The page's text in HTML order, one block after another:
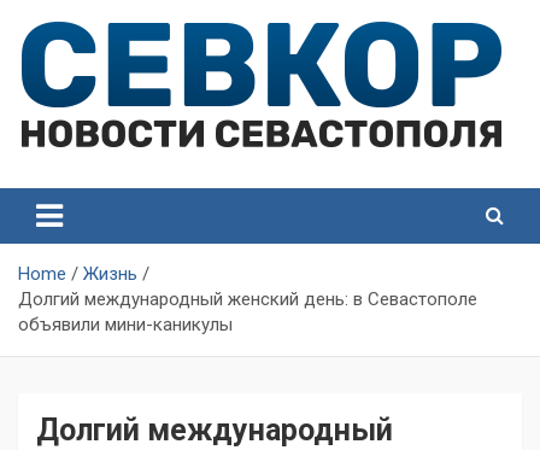
content
Севастополя
Севастополя
Home
Жизнь
Долгий международный женский день: в Севастополе
объявили мини-каникулы
Долгий международный